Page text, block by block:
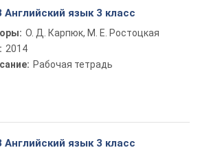
Английский язык 3 класс
О. Д. Карпюк, М. Е. Ростоцкая
2014
Рабочая тетрадь
Английский язык 3 класс